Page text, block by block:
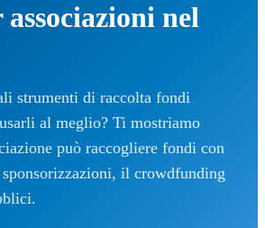
nel
strumenti di raccolta fondi
al meglio? Ti mostriamo
può raccogliere fondi con
il crowdfunding